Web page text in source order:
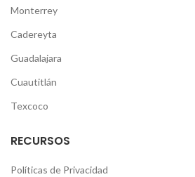
Monterrey
Cadereyta
Guadalajara
Cuautitlán
Texcoco
RECURSOS
Políticas de Privacidad